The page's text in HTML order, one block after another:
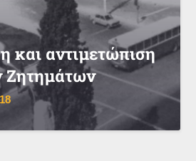
και αντιμετώπιση
Ζητημάτων